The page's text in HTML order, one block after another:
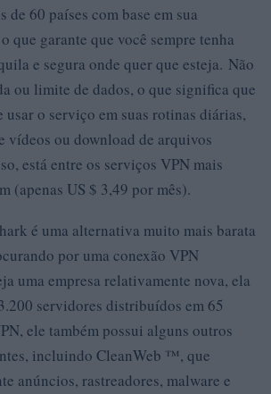
de 60 países com base em sua
que garante que você sempre tenha
e segura onde quer que esteja. Não
ou limite de dados, o que significa que
usar o serviço em suas rotinas diárias,
vídeos ou download de arquivos
está entre os serviços VPN mais
(apenas US $ 3,49 por mês).
é uma alternativa muito mais barata
por uma conexão VPN
uma empresa relativamente nova, ela
servidores distribuídos em 65
ele também possui alguns outros
incluindo CleanWeb ™, que
anúncios, rastreadores, malware e